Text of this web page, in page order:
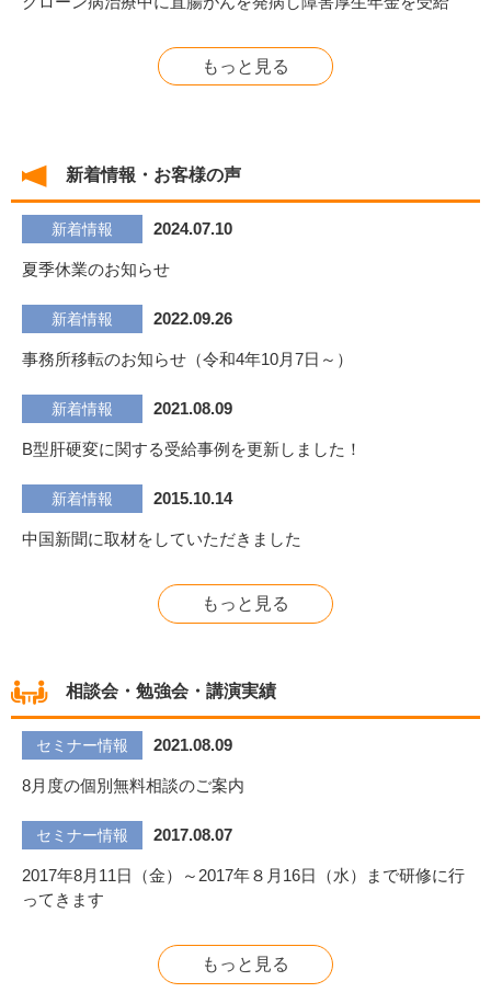
もっと見る
新着情報・お客様の声
新着情報 2024.07.10
夏季休業のお知らせ
新着情報 2022.09.26
事務所移転のお知らせ（令和4年10月7日～）
新着情報 2021.08.09
B型肝硬変に関する受給事例を更新しました！
新着情報 2015.10.14
中国新聞に取材をしていただきました
もっと見る
相談会・勉強会・講演実績
セミナー情報 2021.08.09
8月度の個別無料相談のご案内
セミナー情報 2017.08.07
2017年8月11日（金）～2017年８月16日（水）まで研修に行
ってきます
もっと見る